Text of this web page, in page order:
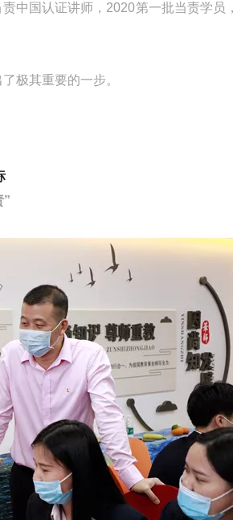
中国认证讲师，2020第一批当责学员
极其重要的一步。
”